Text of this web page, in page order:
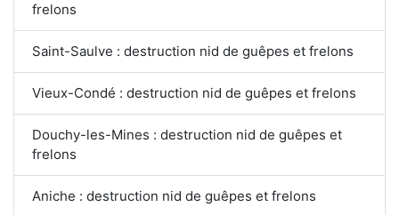
frelons
Saint-Saulve : destruction nid de guêpes et frelons
Vieux-Condé : destruction nid de guêpes et frelons
Douchy-les-Mines : destruction nid de guêpes et
frelons
Aniche : destruction nid de guêpes et frelons